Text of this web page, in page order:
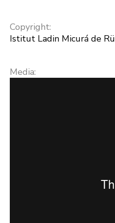
Copyright:
Istitut Ladin Micurá de Rü
Media: